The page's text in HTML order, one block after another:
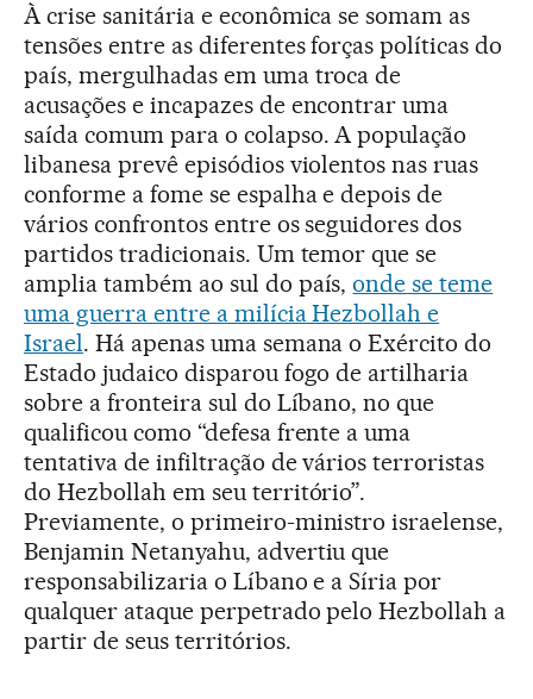
À crise sanitária e econômica se somam as
tensões entre as diferentes forças políticas do
país, mergulhadas em uma troca de
acusações e incapazes de encontrar uma
saída comum para o colapso. A população
libanesa prevê episódios violentos nas ruas
conforme a fome se espalha e depois de
vários confrontos entre os seguidores dos
partidos tradicionais. Um temor que se
amplia também ao sul do país,onde se teme
uma guerra entre a milícia Hezbollah e
Israel. Há apenas uma semana o Exército do
Estado judaico disparou fogo de artilharia
sobre a fronteira sul do Líbano, no que
qualificou como “defesa frente a uma
tentativa de infiltração de vários terroristas
do Hezbollah em seu território”.
Previamente, o primeiro-ministro israelense,
Benjamin Netanyahu, advertiu que
responsabilizaria o Líbano e a Síria por
qualquer ataque perpetrado pelo Hezbollah a
partir de seus territórios.